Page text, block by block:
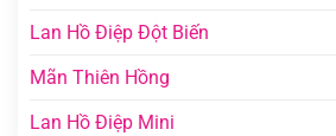
Lan Hồ Điệp Đột Biến
Mãn Thiên Hồng
Lan Hồ Điệp Mini